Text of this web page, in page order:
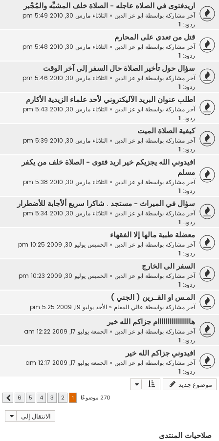
اريدفتوى في الصلاه عاجله - الصلاة خلف المشبِّه والمُجْبر
آخر مشاركة بواسطة ابو عز الدين« الثلاثاء مارس 30, 2010 5:49 pm
ردود:
قتل من تعدى على المحارم
آخر مشاركة بواسطة ابو عز الدين« الثلاثاء مارس 30, 2010 5:48 pm
ردود:
سؤال حول تأخير الصلاة حال السفر إلى آخر الوقت
آخر مشاركة بواسطة ابو عز الدين« الثلاثاء مارس 30, 2010 5:46 pm
ردود:
اطلب عنوان البريد الآليكتروني لأحد علماء الزيدية الأكارم
آخر مشاركة بواسطة ابو عز الدين« الثلاثاء مارس 30, 2010 5:43 pm
ردود:
كيفية الصلاة الميت
آخر مشاركة بواسطة ابو عز الدين« الثلاثاء مارس 30, 2010 5:39 pm
ردود:
افيدوني الله يجزيكم خير اريد فتوى - الصلاة خلف من يكفر
مسلم
آخر مشاركة بواسطة ابو عز الدين« الثلاثاء مارس 30, 2010 5:38 pm
ردود:
سؤال في الميراث - مستجد . شاكرا سريع ألأجابة للأضطرار
آخر مشاركة بواسطة ابو عز الدين« الثلاثاء مارس 30, 2010 5:34 pm
ردود:
معضلة طبية مالها إلا الفقهاء
آخر مشاركة بواسطة ابو عز الدين« الخميس يوليو 30, 2009 10:25 pm
ردود:
السفر الى الخارج
آخر مشاركة بواسطة ابو عز الدين« الخميس يوليو 30, 2009 10:23 pm
ردود:
المـس او القــرين ( الجني )
آخر مشاركة بواسطة عالي المقام« الأحد يوليو 19, 2009 5:25 pm
هااااااااااااااااام جزاكم الله خير
آخر مشاركة بواسطة ابو عز الدين« الجمعة يوليو 17, 2009 12:22 am
ردود:
افيدوني جزاكم الله خير
آخر مشاركة بواسطة ابو عز الدين« الجمعة يوليو 17, 2009 12:17 am
ردود:
موضوع جديد
270 موضوعًا 2
3
4
5
6 التالي
الانتقال إلى
صلاحيات المنتدى